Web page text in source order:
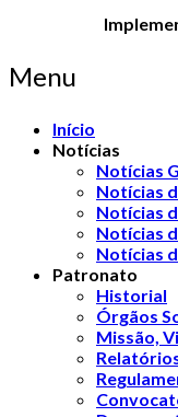
Menu
Início
Notícias
Notícias
Notícias
Notícias
Notícias
Notícias
Patronato
Historial
Órgãos
Missão,